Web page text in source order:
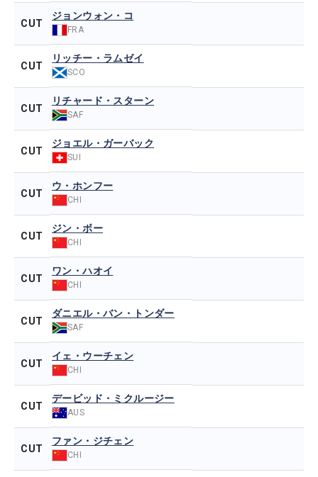
CUT
ジョンウォン・コ
FRA
CUT
リッチー・ラムゼイ
SCO
CUT
リチャード・スターン
SAF
CUT
ジョエル・ガーバック
SUI
CUT
ウ・ホンフー
CHI
CUT
ジン・ボー
CHI
CUT
ワン・ハオイ
CHI
CUT
ダニエル・バン・トンダー
SAF
CUT
イェ・ウーチェン
CHI
CUT
デービッド・ミクルージー
AUS
CUT
ファン・ジチェン
CHI